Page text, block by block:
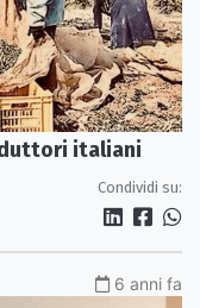
italiani
Condividi su:
6 anni fa